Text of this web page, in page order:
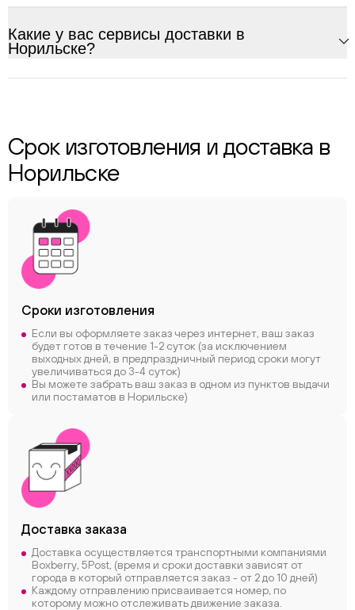
Какие у вас сервисы доставки в
Норильске?
Срок изготовления и доставка в
Норильске
Сроки изготовления
Если вы оформляете заказ через интернет, ваш заказ
будет готов в течение 1-2 суток (за исключением
выходных дней, в предпраздничный период сроки могут
увеличиваться до 3-4 суток)
Вы можете забрать ваш заказ в одном из пунктов выдачи
или постаматов в Норильске)
Доставка заказа
Доставка осуществляется транспортными компаниями
Boxberry, 5Post, (время и сроки доставки зависят от
города в который отправляется заказ - от 2 до 10 дней)
Каждому отправлению присваивается номер, по
которому можно отслеживать движение заказа.